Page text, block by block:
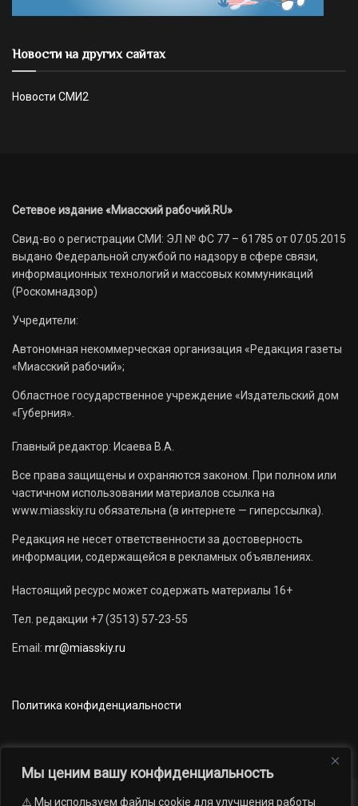
Мы ценим вашу конфиденциальность
⚠️ Мы используем файлы cookie для улучшения работы
Новости на других сайтах
Новости СМИ2
Сетевое издание «Миасский рабочий.RU»
Свид-во о регистрации СМИ: ЭЛ № ФС 77 – 61785 от 07.05.2015
выдано Федеральной службой по надзору в сфере связи,
информационных технологий и массовых коммуникаций
(Роскомнадзор)
Учредители:
Автономная некоммерческая организация «Редакция газеты
«Миасский рабочий»;
Областное государственное учреждение «Издательский дом
«Губерния».
Главный редактор: Исаева В.А.
Все права защищены и охраняются законом. При полном или
частичном использовании материалов ссылка на
www.miasskiy.ru обязательна (в интернете — гиперссылка).
Редакция не несет ответственности за достоверность
информации, содержащейся в рекламных объявлениях.
Настоящий ресурс может содержать материалы 16+
Тел. редакции +7 (3513) 57-23-55
Email: mr@miasskiy.ru
Политика конфиденциальности